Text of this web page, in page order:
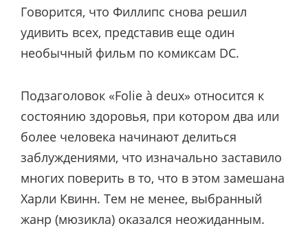
Говорится, что Филлипс снова решил
удивить всех, представив еще один
необычный фильм по комиксам DC.
Подзаголовок «Folie à deux» относится к
состоянию здоровья, при котором два или
более человека начинают делиться
заблуждениями, что изначально заставило
многих поверить в то, что в этом замешана
Харли Квинн. Тем не менее, выбранный
жанр (мюзикла) оказался неожиданным.